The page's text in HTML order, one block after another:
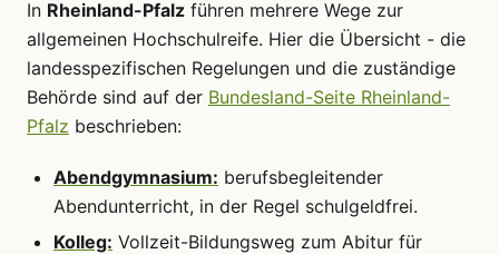
In Rheinland-Pfalz führen mehrere Wege zur
allgemeinen Hochschulreife. Hier die Übersicht - die
landesspezifischen Regelungen und die zuständige
Behörde sind auf der Bundesland-Seite Rheinland-
Pfalz beschrieben:
Abendgymnasium: berufsbegleitender
Abendunterricht, in der Regel schulgeldfrei.
Kolleg: Vollzeit-Bildungsweg zum Abitur für